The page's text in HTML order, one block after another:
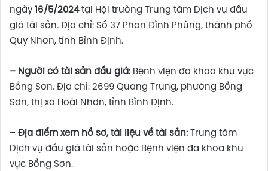
ngày 16/5/2024tại Hội trường Trung tâm Dịch vụ đấu
giá tài sản. Địa chỉ: Số 37 Phan Đình Phùng, thành phố
Quy Nhơn, tỉnh Bình Định.
– Người có tài sản đấu giá: Bệnh viện đa khoa khu vực
Bồng Sơn. Địa chỉ: 2699 Quang Trung, phường Bồng
Sơn, thị xã Hoài Nhơn, tỉnh Bình Định.
– Địa điểm xem hồ sơ, tài liệu về tài sản: Trung tâm
Dịch vụ đấu giá tài sản hoặc Bệnh viện đa khoa khu
vực Bồng Sơn.